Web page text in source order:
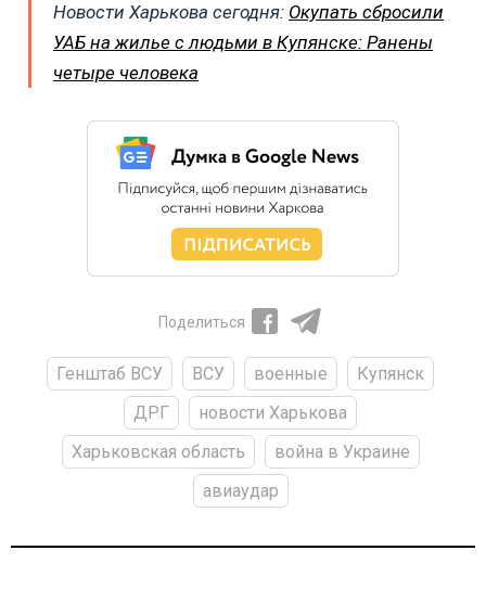
Новости Харькова сегодня: Окупать сбросили
УАБ на жилье с людьми в Купянске: Ранены
четыре человека
Поделиться
Генштаб ВСУ ВСУ военные
Купянск
ДРГ
новости Харькова
Харьковская область
война в Украине
авиаудар